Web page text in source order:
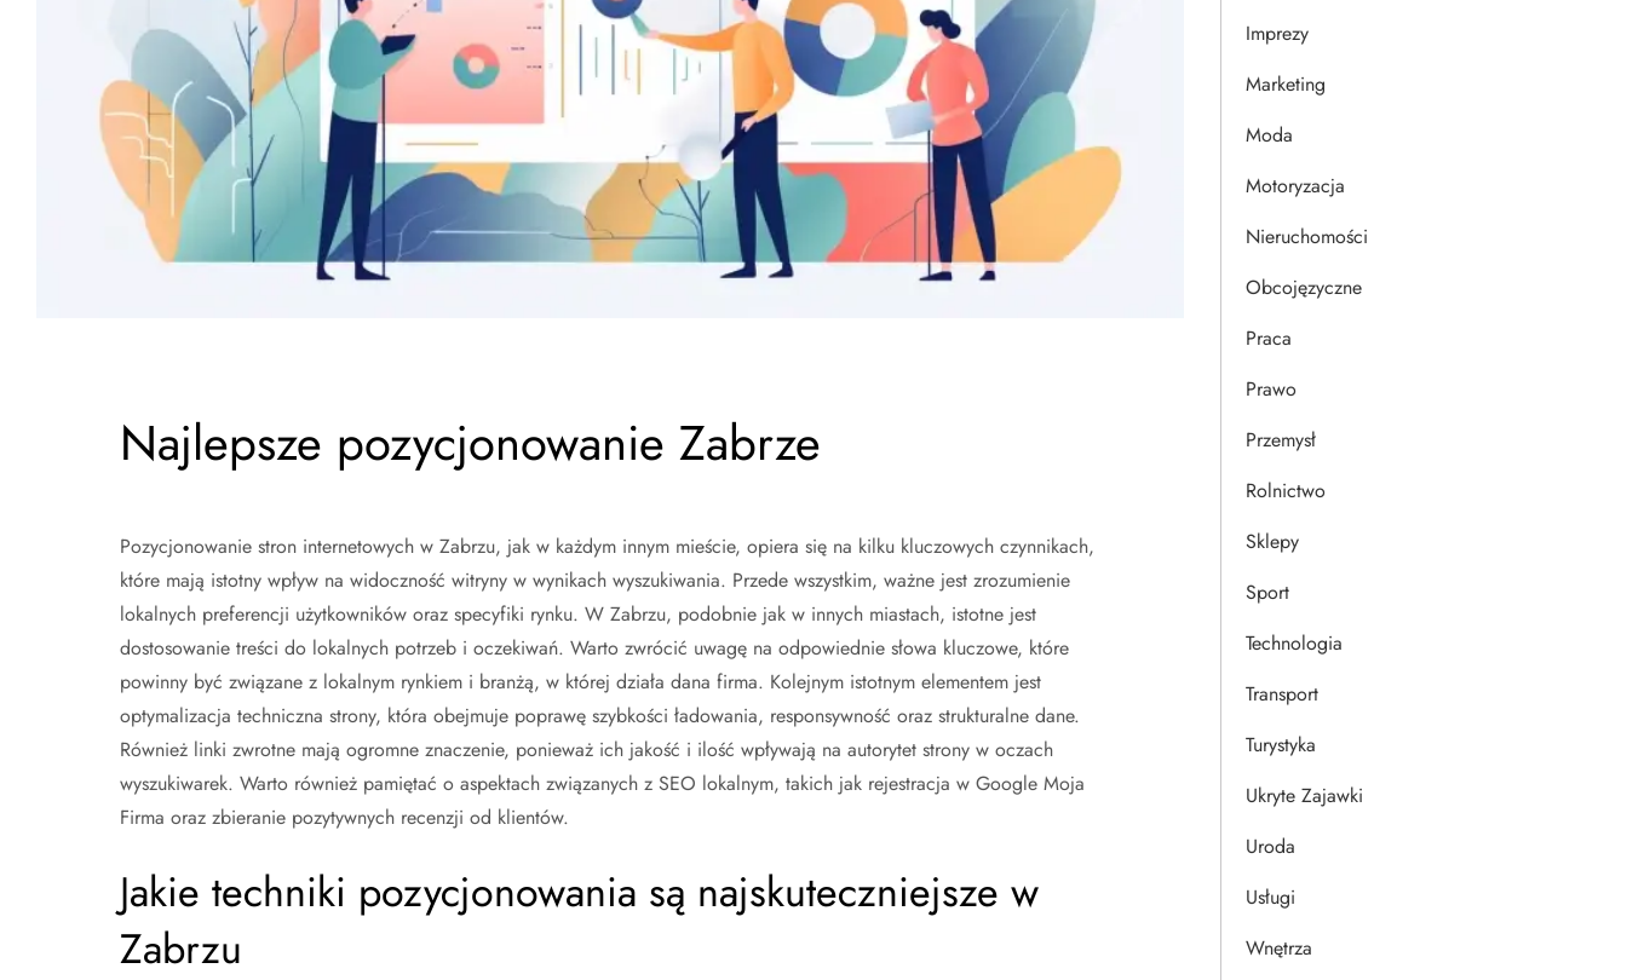
Najlepsze pozycjonowanie Zabrze
Pozycjonowanie stron internetowych w Zabrzu, jak w każdym innym mieście, opiera się na kilku kluczowych czynnikach,
które mają istotny wpływ na widoczność witryny w wynikach wyszukiwania. Przede wszystkim, ważne jest zrozumienie
lokalnych preferencji użytkowników oraz specyfiki rynku. W Zabrzu, podobnie jak w innych miastach, istotne jest
dostosowanie treści do lokalnych potrzeb i oczekiwań. Warto zwrócić uwagę na odpowiednie słowa kluczowe, które
powinny być związane z lokalnym rynkiem i branżą, w której działa dana firma. Kolejnym istotnym elementem jest
optymalizacja techniczna strony, która obejmuje poprawę szybkości ładowania, responsywność oraz strukturalne dane.
Również linki zwrotne mają ogromne znaczenie, ponieważ ich jakość i ilość wpływają na autorytet strony w oczach
wyszukiwarek. Warto również pamiętać o aspektach związanych z SEO lokalnym, takich jak rejestracja w Google Moja
Firma oraz zbieranie pozytywnych recenzji od klientów.
Jakie techniki pozycjonowania są najskuteczniejsze w
Zabrzu
Imprezy
Marketing
Moda
Motoryzacja
Nieruchomości
Obcojęzyczne
Praca
Prawo
Przemysł
Rolnictwo
Sklepy
Sport
Technologia
Transport
Turystyka
Ukryte Zajawki
Uroda
Usługi
Wnętrza